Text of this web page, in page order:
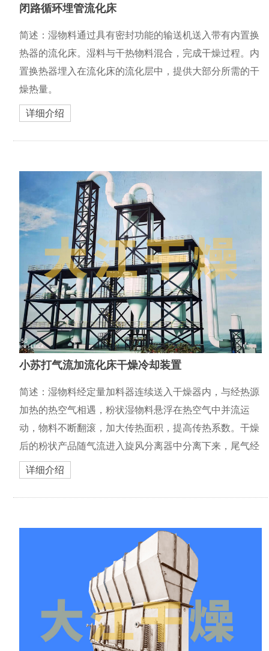
闭路循环埋管流化床
简述：湿物料通过具有密封功能的输送机送入带有内置换
热器的流化床。湿料与干热物料混合，完成干燥过程。内
置换热器埋入在流化床的流化层中，提供大部分所需的干
燥热量。
详细介绍
小苏打气流加流化床干燥冷却装置
简述：湿物料经定量加料器连续送入干燥器内，与经热源
加热的热空气相遇，粉状湿物料悬浮在热空气中并流运
动，物料不断翻滚，加大传热面积，提高传热系数。干燥
后的粉状产品随气流进入旋风分离器中分离下来，尾气经
二级除尘器过滤后排空。
详细介绍